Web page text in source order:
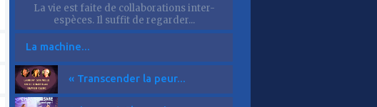
La vie est faite de collaborations inter-
espèces. Il suffit de regarder...
La machine...
« Transcender la peur...